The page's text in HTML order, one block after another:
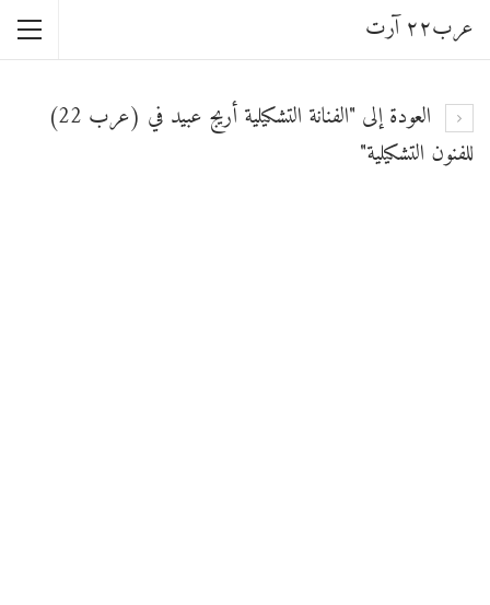
عرب٢٢ آرت
العودة إلى "الفنانة التشكيلية أريج عبيد في (عرب 22)
للفنون التشكيلية"